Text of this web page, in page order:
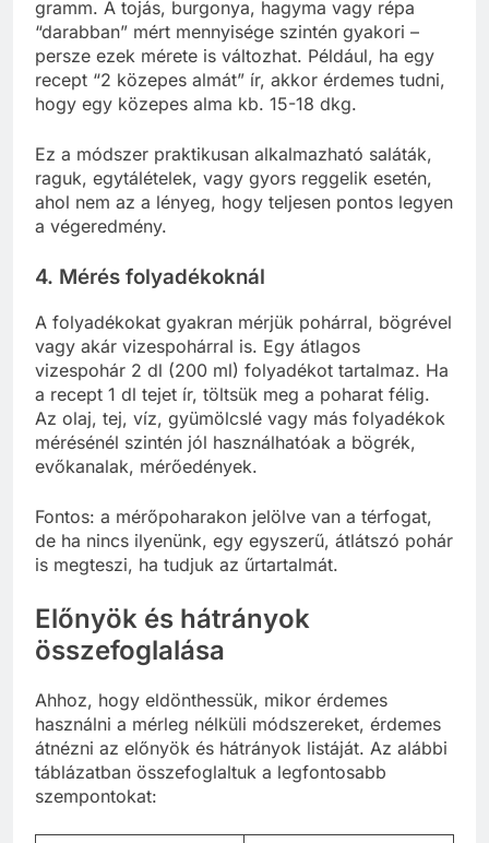
gramm. A tojás, burgonya, hagyma vagy répa
“darabban” mért mennyisége szintén gyakori –
persze ezek mérete is változhat. Például, ha egy
recept “2 közepes almát” ír, akkor érdemes tudni,
hogy egy közepes alma kb. 15-18 dkg.
Ez a módszer praktikusan alkalmazható saláták,
raguk, egytálételek, vagy gyors reggelik esetén,
ahol nem az a lényeg, hogy teljesen pontos legyen
a végeredmény.
4. Mérés folyadékoknál
A folyadékokat gyakran mérjük pohárral, bögrével
vagy akár vizespohárral is. Egy átlagos
vizespohár 2 dl (200 ml) folyadékot tartalmaz. Ha
a recept 1 dl tejet ír, töltsük meg a poharat félig.
Az olaj, tej, víz, gyümölcslé vagy más folyadékok
mérésénél szintén jól használhatóak a bögrék,
evőkanalak, mérőedények.
Fontos: a mérőpoharakon jelölve van a térfogat,
de ha nincs ilyenünk, egy egyszerű, átlátszó pohár
is megteszi, ha tudjuk az űrtartalmát.
Előnyök és hátrányok
összefoglalása
Ahhoz, hogy eldönthessük, mikor érdemes
használni a mérleg nélküli módszereket, érdemes
átnézni az előnyök és hátrányok listáját. Az alábbi
táblázatban összefoglaltuk a legfontosabb
szempontokat: